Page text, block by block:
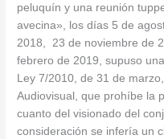
peluquín y una reunión
avecina», los días 5 de
2018, 23 de noviembre de
febrero de 2019, supuso
Ley 7/2010, de 31 de
Audiovisual, que prohíbe la
cuanto del visionado del
consideración se infería un